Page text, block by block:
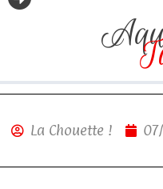
La Chouette !